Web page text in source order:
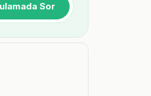
Sor